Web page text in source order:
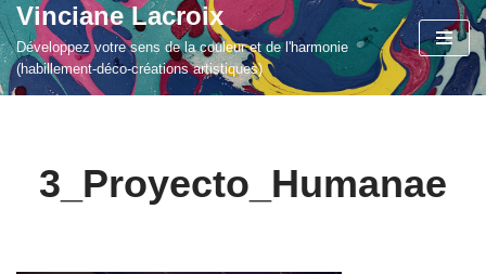
Aller
au
contenu
Vinciane Lacroix
Développez votre sens de la couleur et de l'harmonie
(habillement-déco-créations artistiques)
3_Proyecto_Humanae